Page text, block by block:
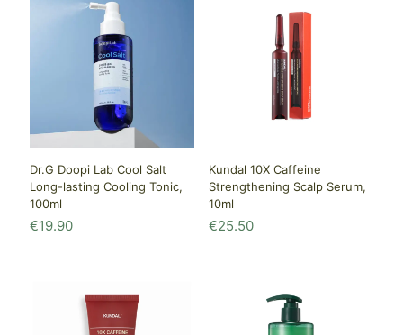
Dr.G Doopi Lab Cool Salt
Long-lasting Cooling Tonic,
100ml
€19.90
Kundal 10X Caffeine
Strengthening Scalp Serum,
10ml
€25.50